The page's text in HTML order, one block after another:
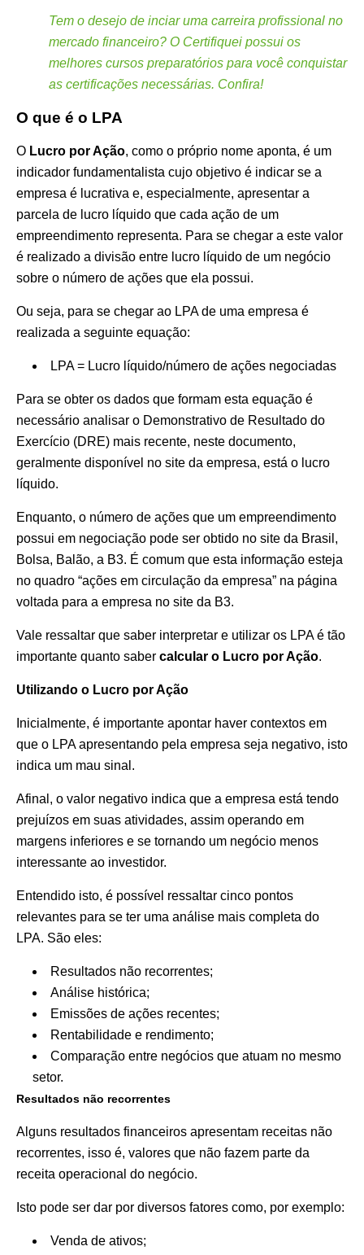
Tem o desejo de inciar uma carreira profissional no
mercado financeiro? O Certifiquei possui os
melhores cursos preparatórios para você conquistar
as certificações necessárias. Confira!
O que é o LPA
O Lucro por Ação, como o próprio nome aponta, é um
indicador fundamentalista cujo objetivo é indicar se a
empresa é lucrativa e, especialmente, apresentar a
parcela de lucro líquido que cada ação de um
empreendimento representa. Para se chegar a este valor
é realizado a divisão entre lucro líquido de um negócio
sobre o número de ações que ela possui.
Ou seja, para se chegar ao LPA de uma empresa é
realizada a seguinte equação:
LPA = Lucro líquido/número de ações negociadas
Para se obter os dados que formam esta equação é
necessário analisar o Demonstrativo de Resultado do
Exercício (DRE) mais recente, neste documento,
geralmente disponível no site da empresa, está o lucro
líquido.
Enquanto, o número de ações que um empreendimento
possui em negociação pode ser obtido no site da Brasil,
Bolsa, Balão, a B3. É comum que esta informação esteja
no quadro “ações em circulação da empresa” na página
voltada para a empresa no site da B3.
Vale ressaltar que saber interpretar e utilizar os LPA é tão
importante quanto saber calcular o Lucro por Ação.
Utilizando o Lucro por Ação
Inicialmente, é importante apontar haver contextos em
que o LPA apresentando pela empresa seja negativo, isto
indica um mau sinal.
Afinal, o valor negativo indica que a empresa está tendo
prejuízos em suas atividades, assim operando em
margens inferiores e se tornando um negócio menos
interessante ao investidor.
Entendido isto, é possível ressaltar cinco pontos
relevantes para se ter uma análise mais completa do
LPA. São eles:
Resultados não recorrentes;
Análise histórica;
Emissões de ações recentes;
Rentabilidade e rendimento;
Comparação entre negócios que atuam no mesmo
setor.
Resultados não recorrentes
Alguns resultados financeiros apresentam receitas não
recorrentes, isso é, valores que não fazem parte da
receita operacional do negócio.
Isto pode ser dar por diversos fatores como, por exemplo:
Venda de ativos;